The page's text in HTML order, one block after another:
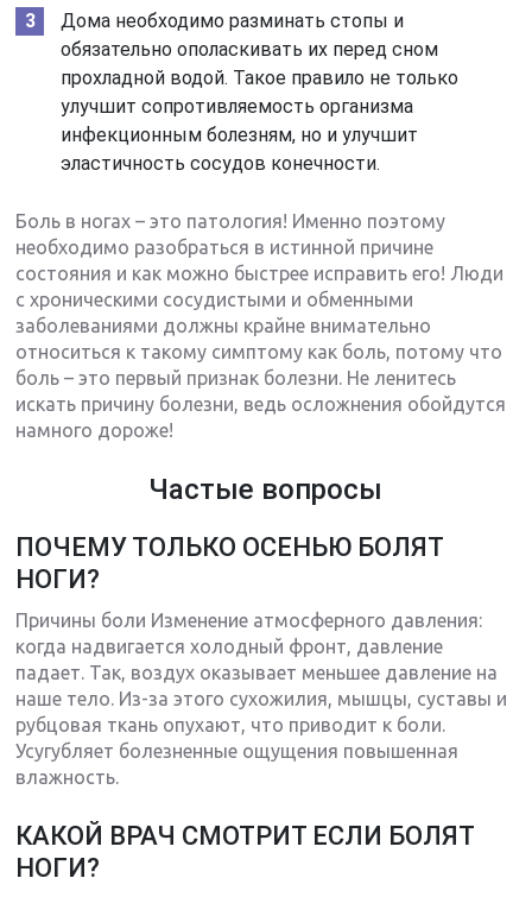
Дома необходимо разминать стопы и
обязательно ополаскивать их перед сном
прохладной водой. Такое правило не только
улучшит сопротивляемость организма
инфекционным болезням, но и улучшит
эластичность сосудов конечности.
Боль в ногах – это патология! Именно поэтому
необходимо разобраться в истинной причине
состояния и как можно быстрее исправить его! Люди
с хроническими сосудистыми и обменными
заболеваниями должны крайне внимательно
относиться к такому симптому как боль, потому что
боль – это первый признак болезни. Не ленитесь
искать причину болезни, ведь осложнения обойдутся
намного дороже!
Частые вопросы
ПОЧЕМУ ТОЛЬКО ОСЕНЬЮ БОЛЯТ
НОГИ?
Причины боли Изменение атмосферного давления:
когда надвигается холодный фронт, давление
падает. Так, воздух оказывает меньшее давление на
наше тело. Из-за этого сухожилия, мышцы, суставы и
рубцовая ткань опухают, что приводит к боли.
Усугубляет болезненные ощущения повышенная
влажность.
КАКОЙ ВРАЧ СМОТРИТ ЕСЛИ БОЛЯТ
НОГИ?